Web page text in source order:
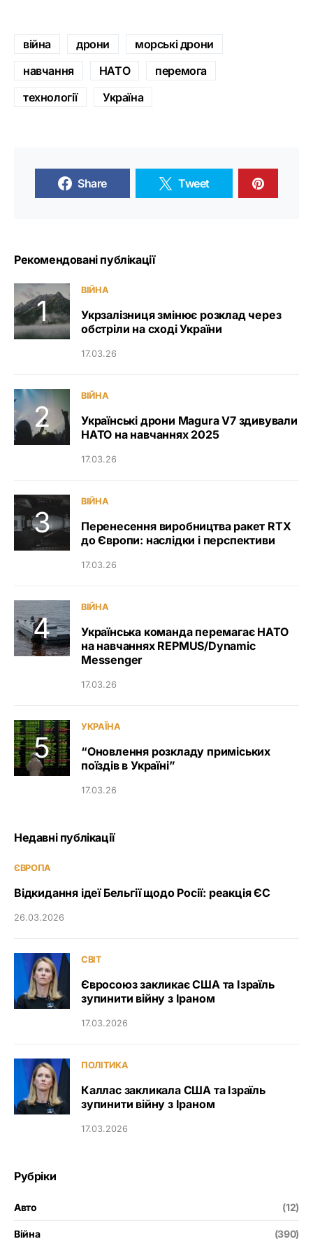
війна дрони
морські дрони
навчання
НАТО
перемога
технології
Україна
Share Tweet
Рекомендовані публікації
ВІЙНА
Укрзалізниця змінює розклад через
обстріли на сході України
17.03.26
ВІЙНА
Українські дрони Magura V7 здивували
НАТО на навчаннях 2025
17.03.26
ВІЙНА
Перенесення виробництва ракет RTX
до Європи: наслідки і перспективи
17.03.26
ВІЙНА
Українська команда перемагає НАТО
на навчаннях REPMUS/Dynamic
Messenger
17.03.26
УКРАЇНА
“Оновлення розкладу приміських
поїздів в Україні”
17.03.26
Недавні публікації
ЄВРОПА
Відкидання ідеї Бельгії щодо Росії: реакція ЄС
26.03.2026
СВІТ
Євросоюз закликає США та Ізраїль
зупинити війну з Іраном
17.03.2026
ПОЛІТИКА
Каллас закликала США та Ізраїль
зупинити війну з Іраном
17.03.2026
Рубріки
Авто (12)
Війна (390)